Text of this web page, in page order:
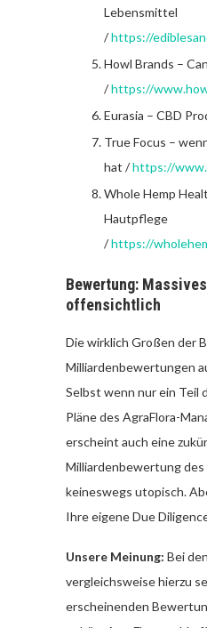
Lebensmittel
/https://
Howl Brands –
/https://
Eurasia – CBD
True Focus –
hat /https://
Whole Hemp
Hautpflege
/https://
Bewertung:
offensichtlich
Die wirklich Großen der
Milliardenbewertungen
Selbst wenn nur ein Teil
Pläne des AgraFlora-
erscheint auch eine
Milliardenbewertung
keineswegs utopisch.
Ihre eigene Due
Unsere Meinung: Bei
vergleichsweise hierzu
erscheinenden